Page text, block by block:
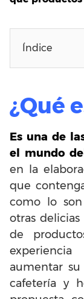
Índice
¿Qué
Es una de
el mundo
en la
que
como lo son
otras
de
aumentar
cafetería y